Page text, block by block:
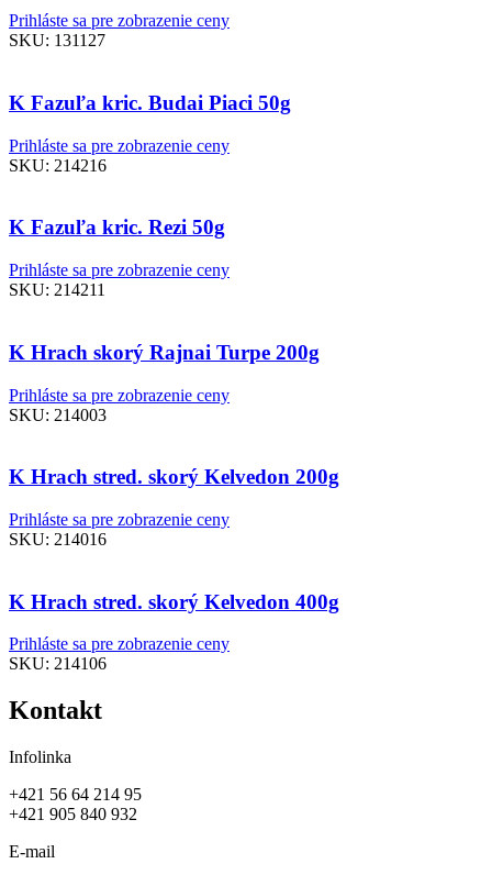
Prihláste sa pre zobrazenie ceny
SKU: 131127
K Fazuľa kric. Budai Piaci 50g
Prihláste sa pre zobrazenie ceny
SKU: 214216
K Fazuľa kric. Rezi 50g
Prihláste sa pre zobrazenie ceny
SKU: 214211
K Hrach skorý Rajnai Turpe 200g
Prihláste sa pre zobrazenie ceny
SKU: 214003
K Hrach stred. skorý Kelvedon 200g
Prihláste sa pre zobrazenie ceny
SKU: 214016
K Hrach stred. skorý Kelvedon 400g
Prihláste sa pre zobrazenie ceny
SKU: 214106
Kontakt
Infolinka
+421 56 64 214 95
+421 905 840 932
E-mail